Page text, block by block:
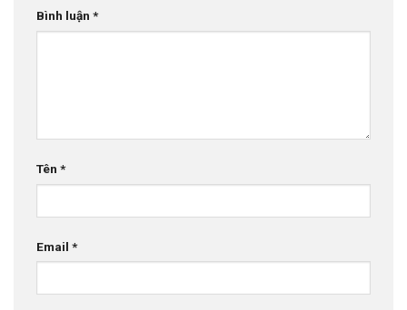
Bình luận *
Tên *
Email *